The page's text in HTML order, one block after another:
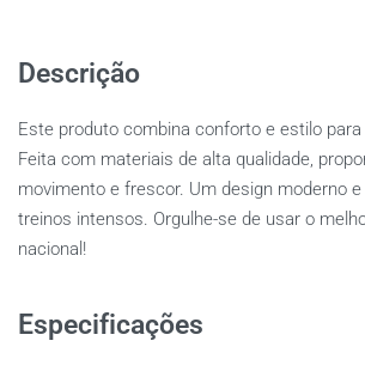
Descrição
Este produto combina conforto e estilo para
Feita com materiais de alta qualidade,
movimento e frescor. Um design moderno e
treinos intensos. Orgulhe-se de usar o
nacional!
Especificações